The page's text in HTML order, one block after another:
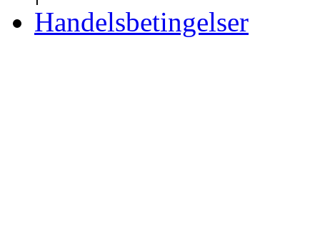
Handelsbetingelser